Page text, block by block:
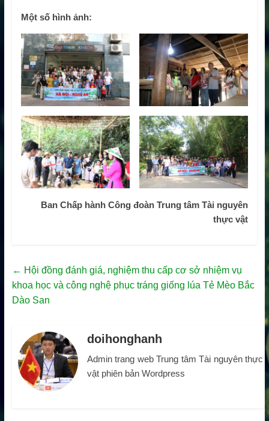
Một số hình ảnh:
Ban Chấp hành Công đoàn Trung tâm Tài nguyên
thực vật
← Hội đồng đánh giá, nghiệm thu cấp cơ sở nhiệm vụ
khoa học và công nghệ phục tráng giống lúa Tẻ Mèo Bắc
Dào San
doihonghanh
Admin trang web Trung tâm Tài nguyên thực
vật phiên bản Wordpress